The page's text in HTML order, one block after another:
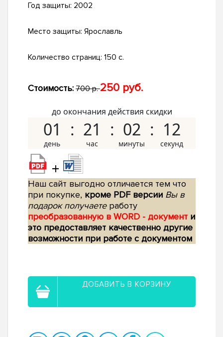
Год защиты: 2002
Место защиты: Ярославль
Количество страниц: 150 с.
Стоимость: 700 р.250 руб.
до окончания действия скидки
01 21 02 11
+
Наш сайт выгодно отличается тем что
при покупке, кроме PDF версии Вы в
подарок получаетеработу
преобразованную в WORD - документ и
это предоставляет качественно другие
возможности при работе с документом
ДОБАВИТЬ В КОРЗИНУ